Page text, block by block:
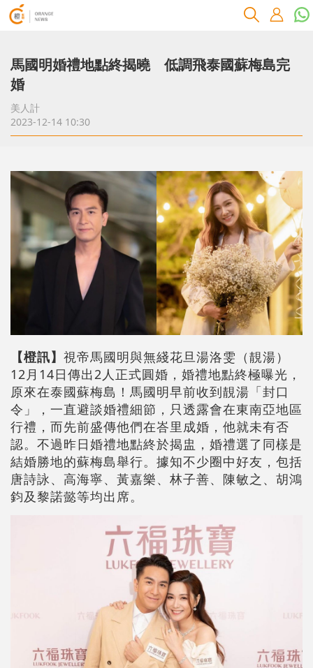
馬國明婚禮地點終揭曉 低調飛泰國蘇梅島完
婚
美人計
2023-12-14 10:30
【橙訊】 視帝馬國明與無綫花旦湯洛雯（靚湯）
12月14日傳出2人正式圓婚，婚禮地點終極曝光，
原來在泰國蘇梅島！馬國明早前收到靚湯「封口
令」，一直避談婚禮細節，只透露會在東南亞地區
行禮，而先前盛傳他們在峇里成婚，他就未有否
認。不過昨日婚禮地點終於揭盅，婚禮選了同樣是
結婚勝地的蘇梅島舉行。據知不少圈中好友，包括
唐詩詠、高海寧、黃嘉樂、林子善、陳敏之、胡鴻
鈞及黎諾懿等均出席。